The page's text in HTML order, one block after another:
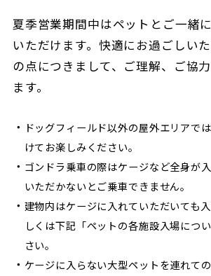
夏季営業期間中はペットとご一緒
いただけます。快適にお過ごしい
の点につきまして、ご理解、ご協
ます。
ドッグフィールド以外の屋外エリアで
けてお楽しみください。
ゴンドラ乗車の際はケージなど全身が
いただかないとご乗車できません。
建物内はケージに入れていただいても
しくは下記「ペットの各施設入場につ
さい。
ケージに入らない大型ペットを連れて